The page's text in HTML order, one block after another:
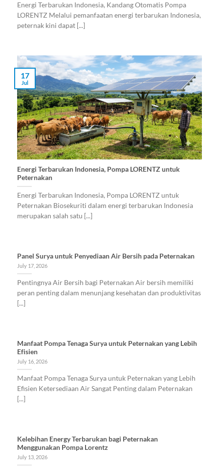
Energi Terbarukan Indonesia, Kandang Otomatis Pompa
LORENTZ Melalui pemanfaatan energi terbarukan Indonesia,
peternak kini dapat [...]
Energi Terbarukan Indonesia, Pompa LORENTZ untuk
Peternakan
Energi Terbarukan Indonesia, Pompa LORENTZ untuk
Peternakan Biosekuriti dalam energi terbarukan Indonesia
merupakan salah satu [...]
17
Jul
Panel Surya untuk Penyediaan Air Bersih pada Peternakan
July 17, 2026
Pentingnya Air Bersih bagi Peternakan Air bersih memiliki
peran penting dalam menunjang kesehatan dan produktivitas
[...]
Manfaat Pompa Tenaga Surya untuk Peternakan yang Lebih
Efisien
July 16, 2026
Manfaat Pompa Tenaga Surya untuk Peternakan yang Lebih
Efisien Ketersediaan Air Sangat Penting dalam Peternakan
[...]
Kelebihan Energy Terbarukan bagi Peternakan
Menggunakan Pompa Lorentz
July 13, 2026